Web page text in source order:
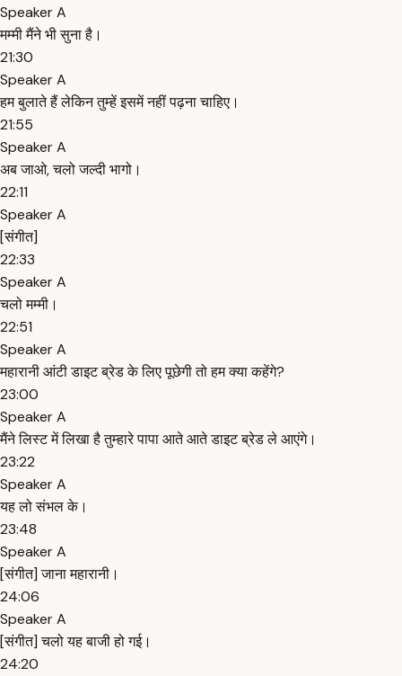
Speaker A
मम्मी मैंने भी सुना है।
21:30
Speaker A
हम बुलाते हैं लेकिन तुम्हें इसमें नहीं पढ़ना चाहिए।
21:55
Speaker A
अब जाओ, चलो जल्दी भागो।
22:11
Speaker A
[संगीत]
22:33
Speaker A
चलो मम्मी।
22:51
Speaker A
महारानी आंटी डाइट ब्रेड के लिए पूछेगी तो हम क्या कहेंगे?
23:00
Speaker A
मैंने लिस्ट में लिखा है तुम्हारे पापा आते आते डाइट ब्रेड ले आएंगे।
23:22
Speaker A
यह लो संभल के।
23:48
Speaker A
[संगीत] जाना महारानी।
24:06
Speaker A
[संगीत] चलो यह बाजी हो गई।
24:20